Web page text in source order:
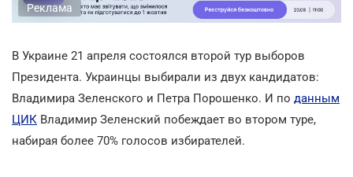
Реклама
В Украине 21 апреля состоялся второй тур выборов
Президента. Украинцы выбирали из двух кандидатов:
Владимира Зеленского и Петра Порошенко. И по данным
ЦИК Владимир Зеленский побеждает во втором туре,
набирая более 70% голосов избирателей.